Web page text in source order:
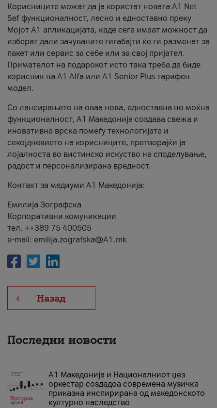
Корисниците можат да ја користат новата А1 Net
Sef функционалност, лесно и едноставно преку
Мојот А1 апликацијата, каде сега имаат можност да
изберат дали зачуваните гигабајти ќе ги разменат за
пакет или сервис за себе или за свој пријател.
Примателот на подарокот исто така треба да биде
корисник на А1 Alfa или A1 Senior Plus тарифен
модел.
Со лансирањето на оваа нова, едноставна но моќна
функционалност, А1 Македонија создава свежа и
иновативна врска помеѓу технологијата и
секојдневието на корисниците, претворајќи ја
лојалноста во вистинско искуство на споделување,
радост и персонализирана вредност.
Контакт за медиуми А1 Македонија:
Емилија Зографска
Корпоративни комуникации
тел. ++389 75 400505
e-mail: emilija.zografska@A1.mk
Назад
Последни новости
А1 Македонија и Националниот џез
оркестар создадоа современа музичка
приказна инспирирана од македонското
културно наследство